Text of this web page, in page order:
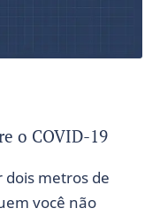
o COVID-19
dois metros de
você não